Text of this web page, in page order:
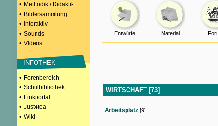
• Methodik / Didaktik
• Bildersammlung
• Interaktiv
• Sounds
• Videos
INFOTHEK
• Forenbereich
• Schulbibliothek
• Linkportal
• Just4tea
• Wiki
Entwürfe Material
WIRTSCHAFT [73]
Arbeitsplatz [9]